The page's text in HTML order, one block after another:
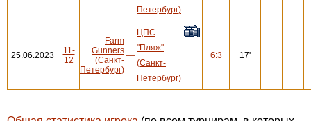
Петербург)
25.06.2023
11-
12
Farm
Gunners
(Санкт-
Петербург)
—
ЦПС
"Пляж"
(Санкт-
Петербург)
6:3 17'